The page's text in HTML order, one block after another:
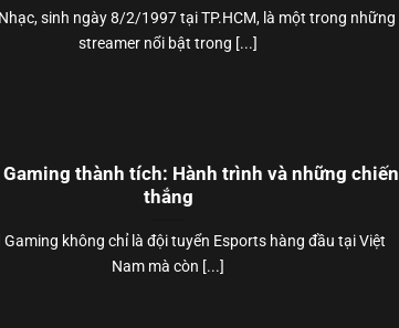
sinh ngày 8/2/1997 tại TP.HCM, là một trong những
streamer nổi bật trong [...]
Gaming thành tích: Hành trình và những chiến
thắng
Gaming không chỉ là đội tuyển Esports hàng đầu tại Việt
Nam mà còn [...]